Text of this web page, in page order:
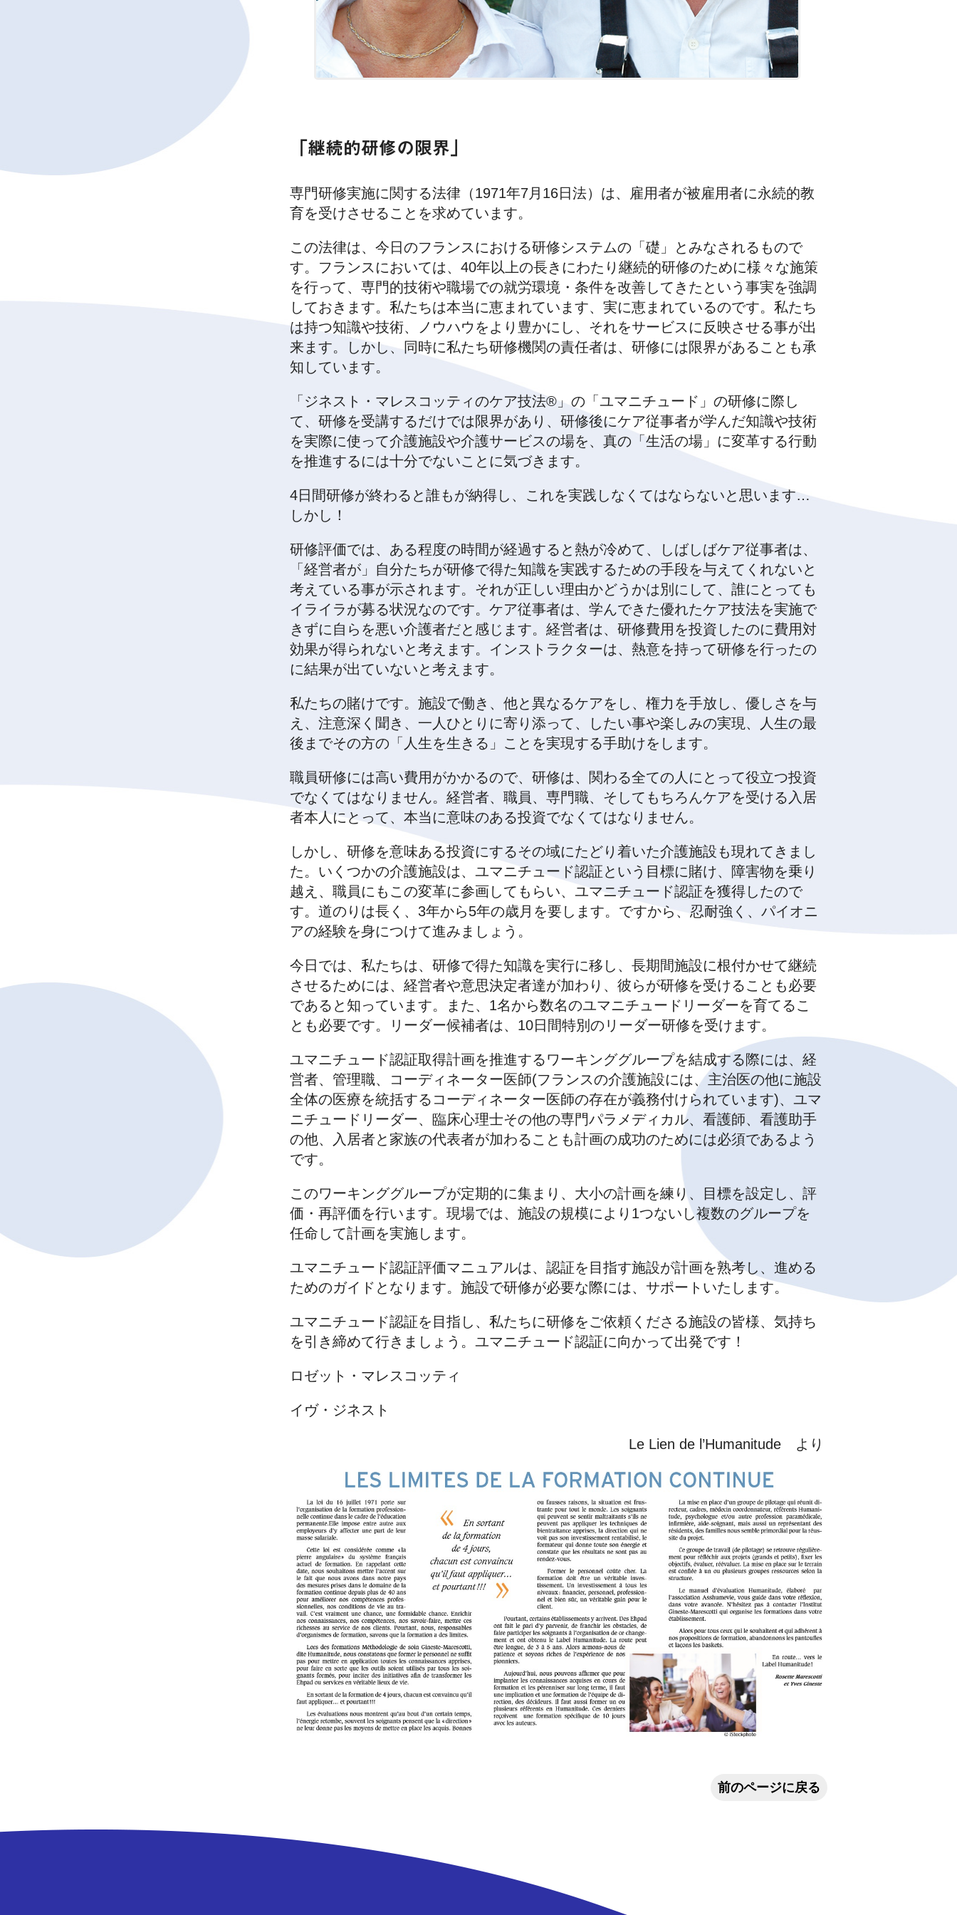
「継続的研修の限界」
専門研修実施に関する法律（1971年7月16日法）は、雇用者が被雇用者に永続的教
育を受けさせることを求めています。
この法律は、今日のフランスにおける研修システムの「礎」とみなされるもので
す。フランスにおいては、40年以上の長きにわたり継続的研修のために様々な施策
を行って、専門的技術や職場での就労環境・条件を改善してきたという事実を強調
しておきます。私たちは本当に恵まれています、実に恵まれているのです。私たち
は持つ知識や技術、ノウハウをより豊かにし、それをサービスに反映させる事が出
来ます。しかし、同時に私たち研修機関の責任者は、研修には限界があることも承
知しています。
「ジネスト・マレスコッティのケア技法®」の「ユマニチュード」の研修に際し
て、研修を受講するだけでは限界があり、研修後にケア従事者が学んだ知識や技術
を実際に使って介護施設や介護サービスの場を、真の「生活の場」に変革する行動
を推進するには十分でないことに気づきます。
4日間研修が終わると誰もが納得し、これを実践しなくてはならないと思います…
しかし！
研修評価では、ある程度の時間が経過すると熱が冷めて、しばしばケア従事者は、
「経営者が」自分たちが研修で得た知識を実践するための手段を与えてくれないと
考えている事が示されます。それが正しい理由かどうかは別にして、誰にとっても
イライラが募る状況なのです。ケア従事者は、学んできた優れたケア技法を実施で
きずに自らを悪い介護者だと感じます。経営者は、研修費用を投資したのに費用対
効果が得られないと考えます。インストラクターは、熱意を持って研修を行ったの
に結果が出ていないと考えます。
私たちの賭けです。施設で働き、他と異なるケアをし、権力を手放し、優しさを与
え、注意深く聞き、一人ひとりに寄り添って、したい事や楽しみの実現、人生の最
後までその方の「人生を生きる」ことを実現する手助けをします。
職員研修には高い費用がかかるので、研修は、関わる全ての人にとって役立つ投資
でなくてはなりません。経営者、職員、専門職、そしてもちろんケアを受ける入居
者本人にとって、本当に意味のある投資でなくてはなりません。
しかし、研修を意味ある投資にするその域にたどり着いた介護施設も現れてきまし
た。いくつかの介護施設は、ユマニチュード認証という目標に賭け、障害物を乗り
越え、職員にもこの変革に参画してもらい、ユマニチュード認証を獲得したので
す。道のりは長く、3年から5年の歳月を要します。ですから、忍耐強く、パイオニ
アの経験を身につけて進みましょう。
今日では、私たちは、研修で得た知識を実行に移し、長期間施設に根付かせて継続
させるためには、経営者や意思決定者達が加わり、彼らが研修を受けることも必要
であると知っています。また、1名から数名のユマニチュードリーダーを育てるこ
とも必要です。リーダー候補者は、10日間特別のリーダー研修を受けます。
ユマニチュード認証取得計画を推進するワーキンググループを結成する際には、経
営者、管理職、コーディネーター医師(フランスの介護施設には、主治医の他に施設
全体の医療を統括するコーディネーター医師の存在が義務付けられています)、ユマ
ニチュードリーダー、臨床心理士その他の専門パラメディカル、看護師、看護助手
の他、入居者と家族の代表者が加わることも計画の成功のためには必須であるよう
です。
このワーキンググループが定期的に集まり、大小の計画を練り、目標を設定し、評
価・再評価を行います。現場では、施設の規模により1つないし複数のグループを
任命して計画を実施します。
ユマニチュード認証評価マニュアルは、認証を目指す施設が計画を熟考し、進める
ためのガイドとなります。施設で研修が必要な際には、サポートいたします。
ユマニチュード認証を目指し、私たちに研修をご依頼くださる施設の皆様、気持ち
を引き締めて行きましょう。ユマニチュード認証に向かって出発です！
ロゼット・マレスコッティ
イヴ・ジネスト
Le Lien de l’Humanitude より
前のページに戻る